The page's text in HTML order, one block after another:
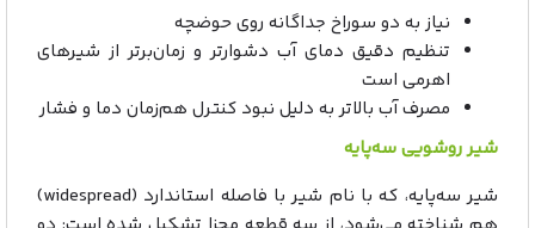
نیاز به دو سوراخ جداگانه روی حوضچه
تنظیم دقیق دمای آب دشوارتر و زمان‌برتر از شیرهای
اهرمی است
مصرف آب بالاتر به دلیل نبود کنترل هم‌زمان دما و فشار
شیر روشویی سه‌پایه
شیر سه‌پایه، که با نام شیر با فاصله استاندارد (widespread)